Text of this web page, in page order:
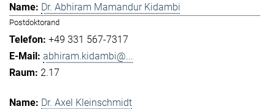
Dr. Abhiram Mamandur Kidambi
Postdoktorand
+49 331 567-7317
abhiram.kidambi@...
2.17
Dr. Axel Kleinschmidt